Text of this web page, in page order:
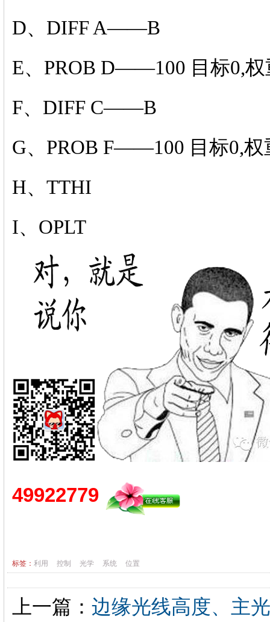
D、DIFF A——B
E、PROB D——100 目标0,权
F、DIFF C——B
G、PROB F——100 目标0,权
H、TTHI
I、OPLT
49922779
标签： 利用 控制 光学 系统 位置
上一篇： 边缘光线高度、主